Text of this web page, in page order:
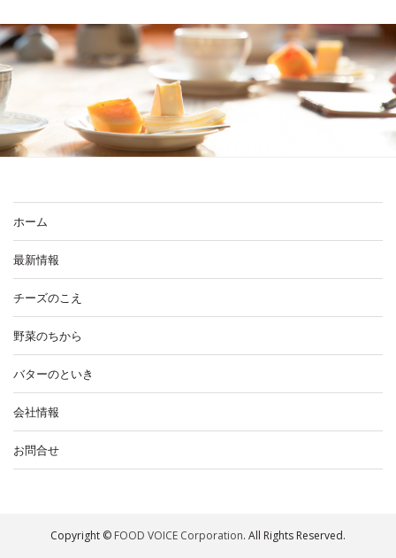
ホーム
最新情報
チーズのこえ
野菜のちから
バターのといき
会社情報
お問合せ
Copyright © FOOD VOICE Corporation. All Rights Reserved.